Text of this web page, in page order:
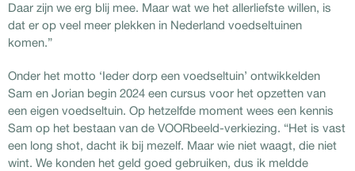
Daar zijn we erg blij mee. Maar wat we het allerliefste willen, is
dat er op veel meer plekken in Nederland voedseltuinen
komen.”
Onder het motto ‘Ieder dorp een voedseltuin’ ontwikkelden
Sam en Jorian begin 2024 een cursus voor het opzetten van
een eigen voedseltuin. Op hetzelfde moment wees een kennis
Sam op het bestaan van de VOORbeeld-verkiezing. “Het is vast
een long shot, dacht ik bij mezelf. Maar wie niet waagt, die niet
wint. We konden het geld goed gebruiken, dus ik meldde